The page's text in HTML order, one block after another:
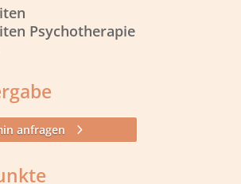
Psychotherapie
anfragen